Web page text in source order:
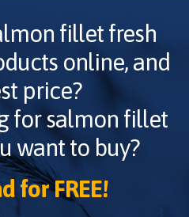
fillet fresh
online, and
price?
forsalmon fillet
want to buy?
for FREE!